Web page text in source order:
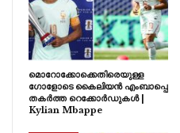
മൊറോക്കോക്കെതിരെയുള്ള
ഗോളോടെ കൈലിയൻ എംബാപ്പെ
തകർത്ത റെക്കോർഡുകൾ |
Kylian Mbappe